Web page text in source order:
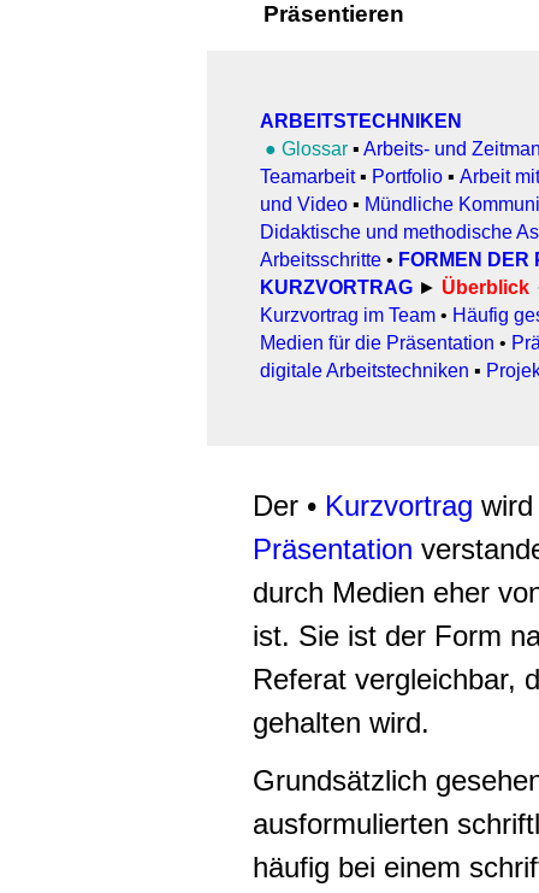
Präsentieren
ARBEITSTECHNIKEN
● Glossar ▪ Arbeits- und
Teamarbeit▪ Portfolio ▪ Arbeit
und Video ▪ Mündliche
Didaktische und methodische
Arbeitsschritte • FORMEN DER
KURZVORTRAG ► Überblick
Kurzvortrag im Team • Häufig
Medien für die Präsentation •
digitale Arbeitstechniken ▪
Der • Kurzvortrag
Präsentation
durch Medien eher
ist. Sie ist der Form
Referat vergleichbar,
gehalten wird.
Grundsätzlich
ausformulierten
häufig bei einem